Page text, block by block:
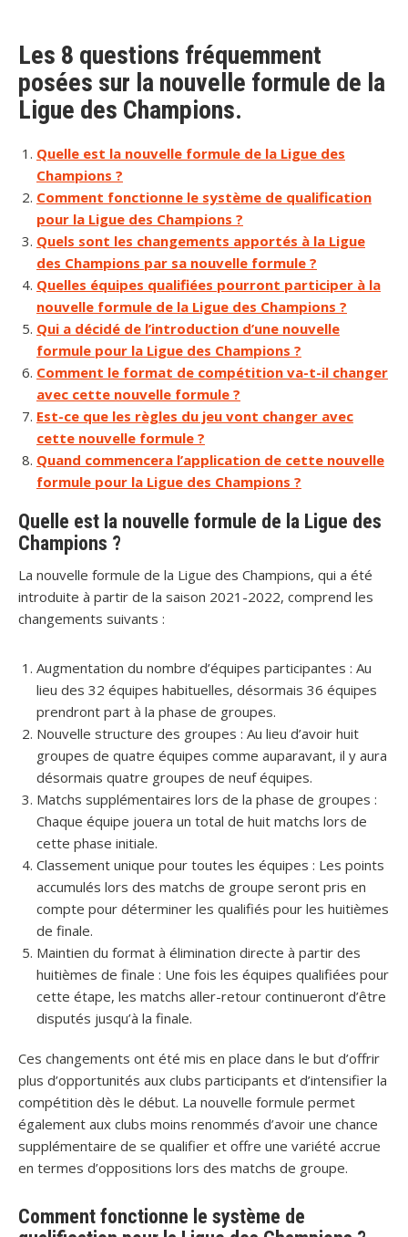
Les 8 questions fréquemment
posées sur la nouvelle formule de la
Ligue des Champions.
Quelle est la nouvelle formule de la Ligue des
Champions ?
Comment fonctionne le système de qualification
pour la Ligue des Champions ?
Quels sont les changements apportés à la Ligue
des Champions par sa nouvelle formule ?
Quelles équipes qualifiées pourront participer à la
nouvelle formule de la Ligue des Champions ?
Qui a décidé de l’introduction d’une nouvelle
formule pour la Ligue des Champions ?
Comment le format de compétition va-t-il changer
avec cette nouvelle formule ?
Est-ce que les règles du jeu vont changer avec
cette nouvelle formule ?
Quand commencera l’application de cette nouvelle
formule pour la Ligue des Champions ?
Quelle est la nouvelle formule de la Ligue des
Champions ?
La nouvelle formule de la Ligue des Champions, qui a été
introduite à partir de la saison 2021-2022, comprend les
changements suivants :
Augmentation du nombre d’équipes participantes : Au
lieu des 32 équipes habituelles, désormais 36 équipes
prendront part à la phase de groupes.
Nouvelle structure des groupes : Au lieu d’avoir huit
groupes de quatre équipes comme auparavant, il y aura
désormais quatre groupes de neuf équipes.
Matchs supplémentaires lors de la phase de groupes :
Chaque équipe jouera un total de huit matchs lors de
cette phase initiale.
Classement unique pour toutes les équipes : Les points
accumulés lors des matchs de groupe seront pris en
compte pour déterminer les qualifiés pour les huitièmes
de finale.
Maintien du format à élimination directe à partir des
huitièmes de finale : Une fois les équipes qualifiées pour
cette étape, les matchs aller-retour continueront d’être
disputés jusqu’à la finale.
Ces changements ont été mis en place dans le but d’offrir
plus d’opportunités aux clubs participants et d’intensifier la
compétition dès le début. La nouvelle formule permet
également aux clubs moins renommés d’avoir une chance
supplémentaire de se qualifier et offre une variété accrue
en termes d’oppositions lors des matchs de groupe.
Comment fonctionne le système de